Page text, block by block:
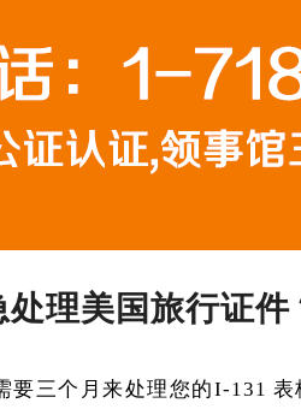
理美国旅行证件
要三个月来处理您的I-131